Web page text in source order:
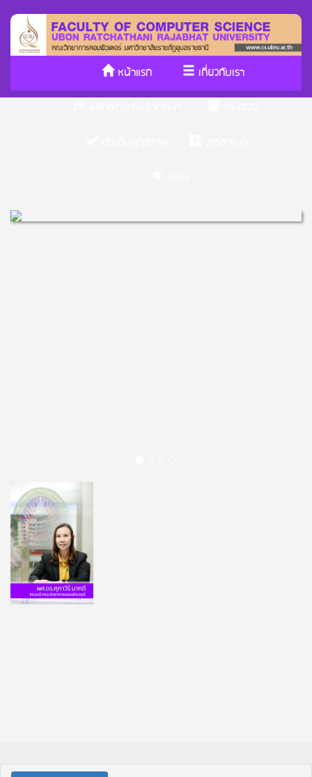
หน้าแรก
เกี่ยวกับเรา